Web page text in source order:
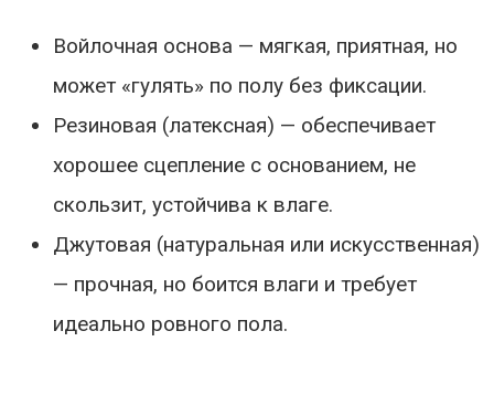
Войлочная основа — мягкая, приятная, но
может «гулять» по полу без фиксации.
Резиновая (латексная) — обеспечивает
хорошее сцепление с основанием, не
скользит, устойчива к влаге.
Джутовая (натуральная или искусственная)
— прочная, но боится влаги и требует
идеально ровного пола.